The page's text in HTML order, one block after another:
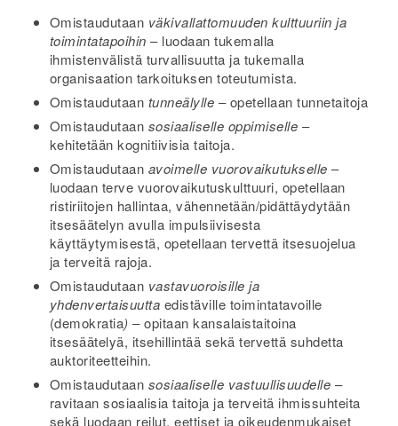
Omistaudutaan väkivallattomuuden kulttuuriin ja
toimintatapoihin – luodaan tukemalla
ihmistenvälistä turvallisuutta ja tukemalla
organisaation tarkoituksen toteutumista.
Omistaudutaan tunneälylle – opetellaan tunnetaitoja
Omistaudutaan sosiaaliselle oppimiselle –
kehitetään kognitiivisia taitoja.
Omistaudutaan avoimelle vuorovaikutukselle –
luodaan terve vuorovaikutuskulttuuri, opetellaan
ristiriitojen hallintaa, vähennetään/pidättäydytään
itsesäätelyn avulla impulsiivisesta
käyttäytymisestä, opetellaan tervettä itsesuojelua
ja terveitä rajoja.
Omistaudutaan vastavuoroisille ja
yhdenvertaisuutta edistäville toimintatavoille
(demokratia) – opitaan kansalaistaitoina
itsesäätelyä, itsehillintää sekä tervettä suhdetta
auktoriteetteihin.
Omistaudutaan sosiaaliselle vastuullisuudelle ­–
ravitaan sosiaalisia taitoja ja terveitä ihmissuhteita
sekä luodaan reilut, eettiset ja oikeudenmukaiset